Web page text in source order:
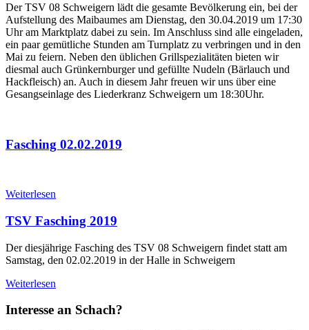
Der TSV 08 Schweigern lädt die gesamte Bevölkerung ein, bei der
Aufstellung des Maibaumes am Dienstag, den 30.04.2019 um 17:30
Uhr am Marktplatz dabei zu sein. Im Anschluss sind alle eingeladen,
ein paar gemütliche Stunden am Turnplatz zu verbringen und in den
Mai zu feiern. Neben den üblichen Grillspezialitäten bieten wir
diesmal auch Grünkernburger und gefüllte Nudeln (Bärlauch und
Hackfleisch) an. Auch in diesem Jahr freuen wir uns über eine
Gesangseinlage des Liederkranz Schweigern um 18:30Uhr.
Fasching 02.02.2019
Weiterlesen
TSV Fasching 2019
Der diesjährige Fasching des TSV 08 Schweigern findet statt am
Samstag, den 02.02.2019 in der Halle in Schweigern
Weiterlesen
Interesse an Schach?